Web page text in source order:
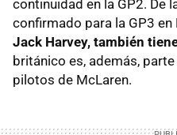
continuidad en la GP2. De
confirmado para la GP3
Jack Harvey, también
británico es, además,
pilotos de McLaren.